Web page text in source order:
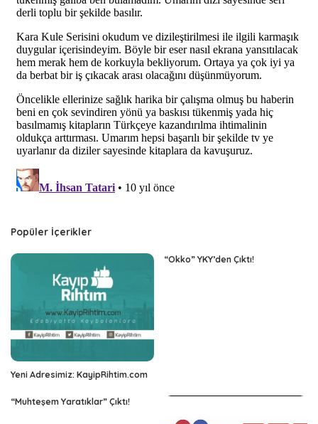
Popüler İçerikler
Yeni Adresimiz: KayipRihtim.com
“Okko” YKY’den Çıktı!
“Muhteşem Yaratıklar” Çıktı!